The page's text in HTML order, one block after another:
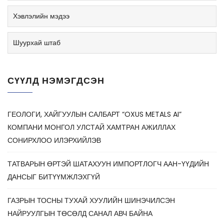
Хэвлэлийн мэдээ
Шуурхай штаб
СҮҮЛД НЭМЭГДСЭН
ГЕОЛОГИ, ХАЙГУУЛЫН САЛБАРТ “OXUS METALS AI”
КОМПАНИ МОНГОЛ УЛСТАЙ ХАМТРАН АЖИЛЛАХ
СОНИРХЛОО ИЛЭРХИЙЛЭВ
ТАТВАРЫН ӨРТЭЙ ШАТАХУУН ИМПОРТЛОГЧ ААН-ҮҮДИЙН
ДАНСЫГ БИТҮҮМЖЛЭХГҮЙ
ГАЗРЫН ТОСНЫ ТУХАЙ ХУУЛИЙН ШИНЭЧИЛСЭН
НАЙРУУЛГЫН ТӨСӨЛД САНАЛ АВЧ БАЙНА